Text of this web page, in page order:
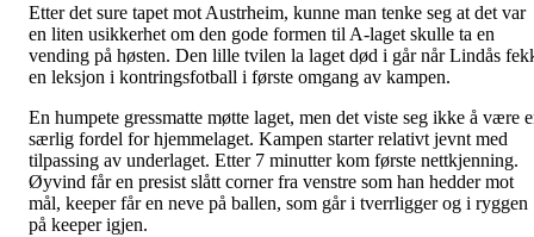
Etter det sure tapet mot Austrheim, kunne man tenke seg at det var
en liten usikkerhet om den gode formen til A-laget skulle ta en
vending på høsten. Den lille tvilen la laget død i går når Lindås
en leksjon i kontringsfotball i første omgang av kampen.
En humpete gressmatte møtte laget, men det viste seg ikke å være
særlig fordel for hjemmelaget. Kampen starter relativt jevnt med
tilpassing av underlaget. Etter 7 minutter kom første nettkjenning.
Øyvind får en presist slått corner fra venstre som han hedder mot
mål, keeper får en neve på ballen, som går i tverrligger og i ryggen
på keeper igjen.